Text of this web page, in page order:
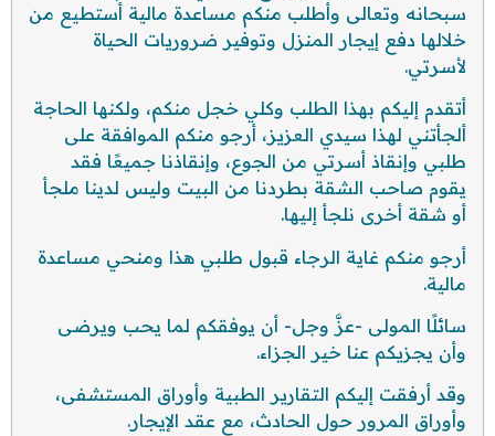
سبحانه وتعالى وأطلب منكم مساعدة مالية أستطيع من
خلالها دفع إيجار المنزل وتوفير ضروريات الحياة
لأسرتي.
أتقدم إليكم بهذا الطلب وكلي خجل منكم، ولكنها الحاجة
ألجأتني لهذا سيدي العزيز، أرجو منكم الموافقة على
طلبي وإنقاذ أسرتي من الجوع، وإنقاذنا جميعًا فقد
يقوم صاحب الشقة بطردنا من البيت وليس لدينا ملجأ
أو شقة أخرى نلجأ إليها.
أرجو منكم غاية الرجاء قبول طلبي هذا ومنحي مساعدة
مالية.
سائلًا المولى -عزَّ وجل- أن يوفقكم لما يحب ويرضى
وأن يجزيكم عنا خير الجزاء.
وقد أرفقت إليكم التقارير الطبية وأوراق المستشفى،
وأوراق المرور حول الحادث، مع عقد الإيجار.